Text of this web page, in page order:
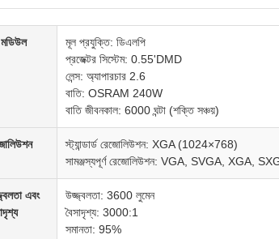
মূল প্রযুক্তি: ডিএলপি
প্রজেক্টর সিস্টেম: 0.55'DMD
লেন্স: অ্যাপারচার 2.6
বাতি: OSRAM 240W
বাতি জীবনকাল: 6000 ঘন্টা (শক্তি সঞ্চয়)
স্ট্যান্ডার্ড রেজোলিউশন: XGA (1024×768)
সামঞ্জস্যপূর্ণ রেজোলিউশন: VGA, SVGA, XGA,
এবং
উজ্জ্বলতা: 3600 লুমেন
বৈসাদৃশ্য: 3000:1
সমানতা: 95%